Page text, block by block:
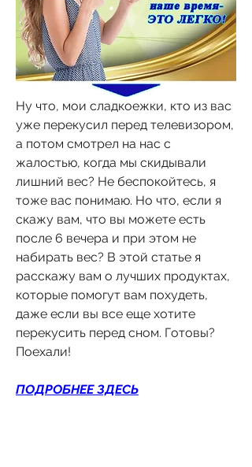
Ну что, мои сладкоежки, кто из вас
уже перекусил перед телевизором,
а потом смотрел на нас с
жалостью, когда мы скидывали
лишний вес? Не беспокойтесь, я
тоже вас понимаю. Но что, если я
скажу вам, что вы можете есть
после 6 вечера и при этом не
набирать вес? В этой статье я
расскажу вам о лучших продуктах,
которые помогут вам похудеть,
даже если вы все еще хотите
перекусить перед сном. Готовы?
Поехали!
ПОДРОБНЕЕ ЗДЕСЬ